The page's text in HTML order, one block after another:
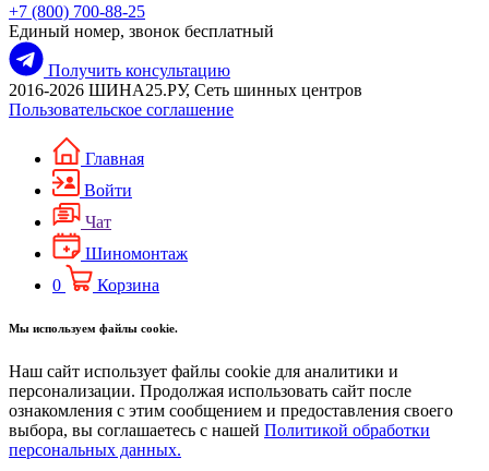
+7 (800) 700-88-25
Единый номер, звонок бесплатный
Получить консультацию
2016-2026 ШИНА25.РУ, Сеть шинных центров
Пользовательское соглашение
Главная
Войти
Чат
Шиномонтаж
0
Корзина
Мы используем файлы cookie.
Наш сайт использует файлы cookie для аналитики и
персонализации. Продолжая использовать сайт после
ознакомления с этим сообщением и предоставления своего
выбора, вы соглашаетесь с нашей Политикой обработки
персональных данных.